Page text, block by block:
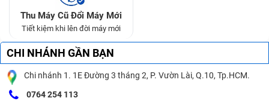
Thu Máy Cũ Đổi Máy Mới
Tiết kiệm khi lên đời máy mới
CHI NHÁNH GẦN BẠN
Chi nhánh 1. 1E Đường 3 tháng 2, P. Vườn Lài, Q.10, Tp.HCM.
0764 254 113